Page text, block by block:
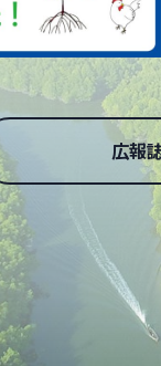
広報